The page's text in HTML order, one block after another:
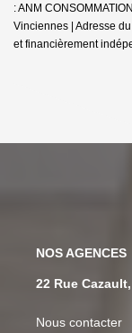
: ANM
Vinciennes | Adresse
et financièrement
NOS AGENCES
22 Rue
Nous contacter